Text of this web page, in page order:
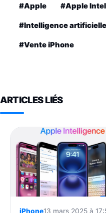
#Apple #Apple
#Intelligence artificielle
#Vente iPhone
ARTICLES LIÉS
iPhone13 mars 2025 à